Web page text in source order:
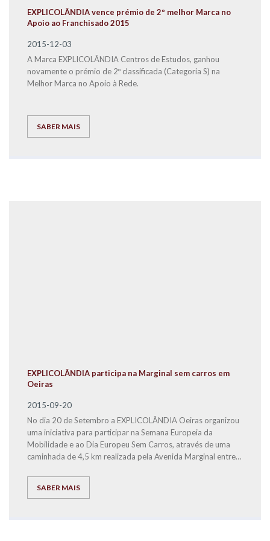
EXPLICOLÂNDIA vence prémio de 2º melhor Marca no
Apoio ao Franchisado 2015
2015-12-03
A Marca EXPLICOLÂNDIA Centros de Estudos, ganhou
novamente o prémio de 2º classificada (Categoria S) na
Melhor Marca no Apoio à Rede.
SABER MAIS
EXPLICOLÂNDIA participa na Marginal sem carros em
Oeiras
2015-09-20
No dia 20 de Setembro a EXPLICOLÂNDIA Oeiras organizou
uma iniciativa para participar na Semana Europeia da
Mobilidade e ao Dia Europeu Sem Carros, através de uma
caminhada de 4,5 km realizada pela Avenida Marginal entre
SABER MAIS